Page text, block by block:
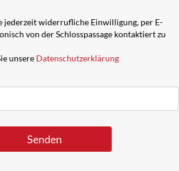
jederzeit widerrufliche Einwilligung, per E-
von der Schlosspassage kontaktiert zu
unsere Datenschutzerklärung